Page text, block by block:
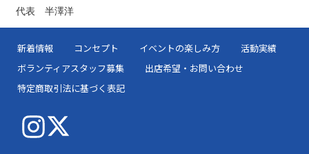
代表 半澤洋
新着情報 コンセプト イベントの楽しみ方
活動実績
ボランティアスタッフ募集
出店希望・お問い合わせ
特定商取引法に基づく表記